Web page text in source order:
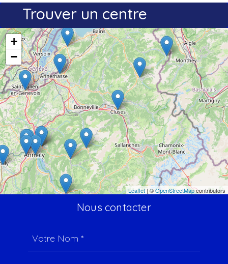
Trouver un centre
+
−
Leaflet | ©OpenStreetMapcontributors
Nous contacter